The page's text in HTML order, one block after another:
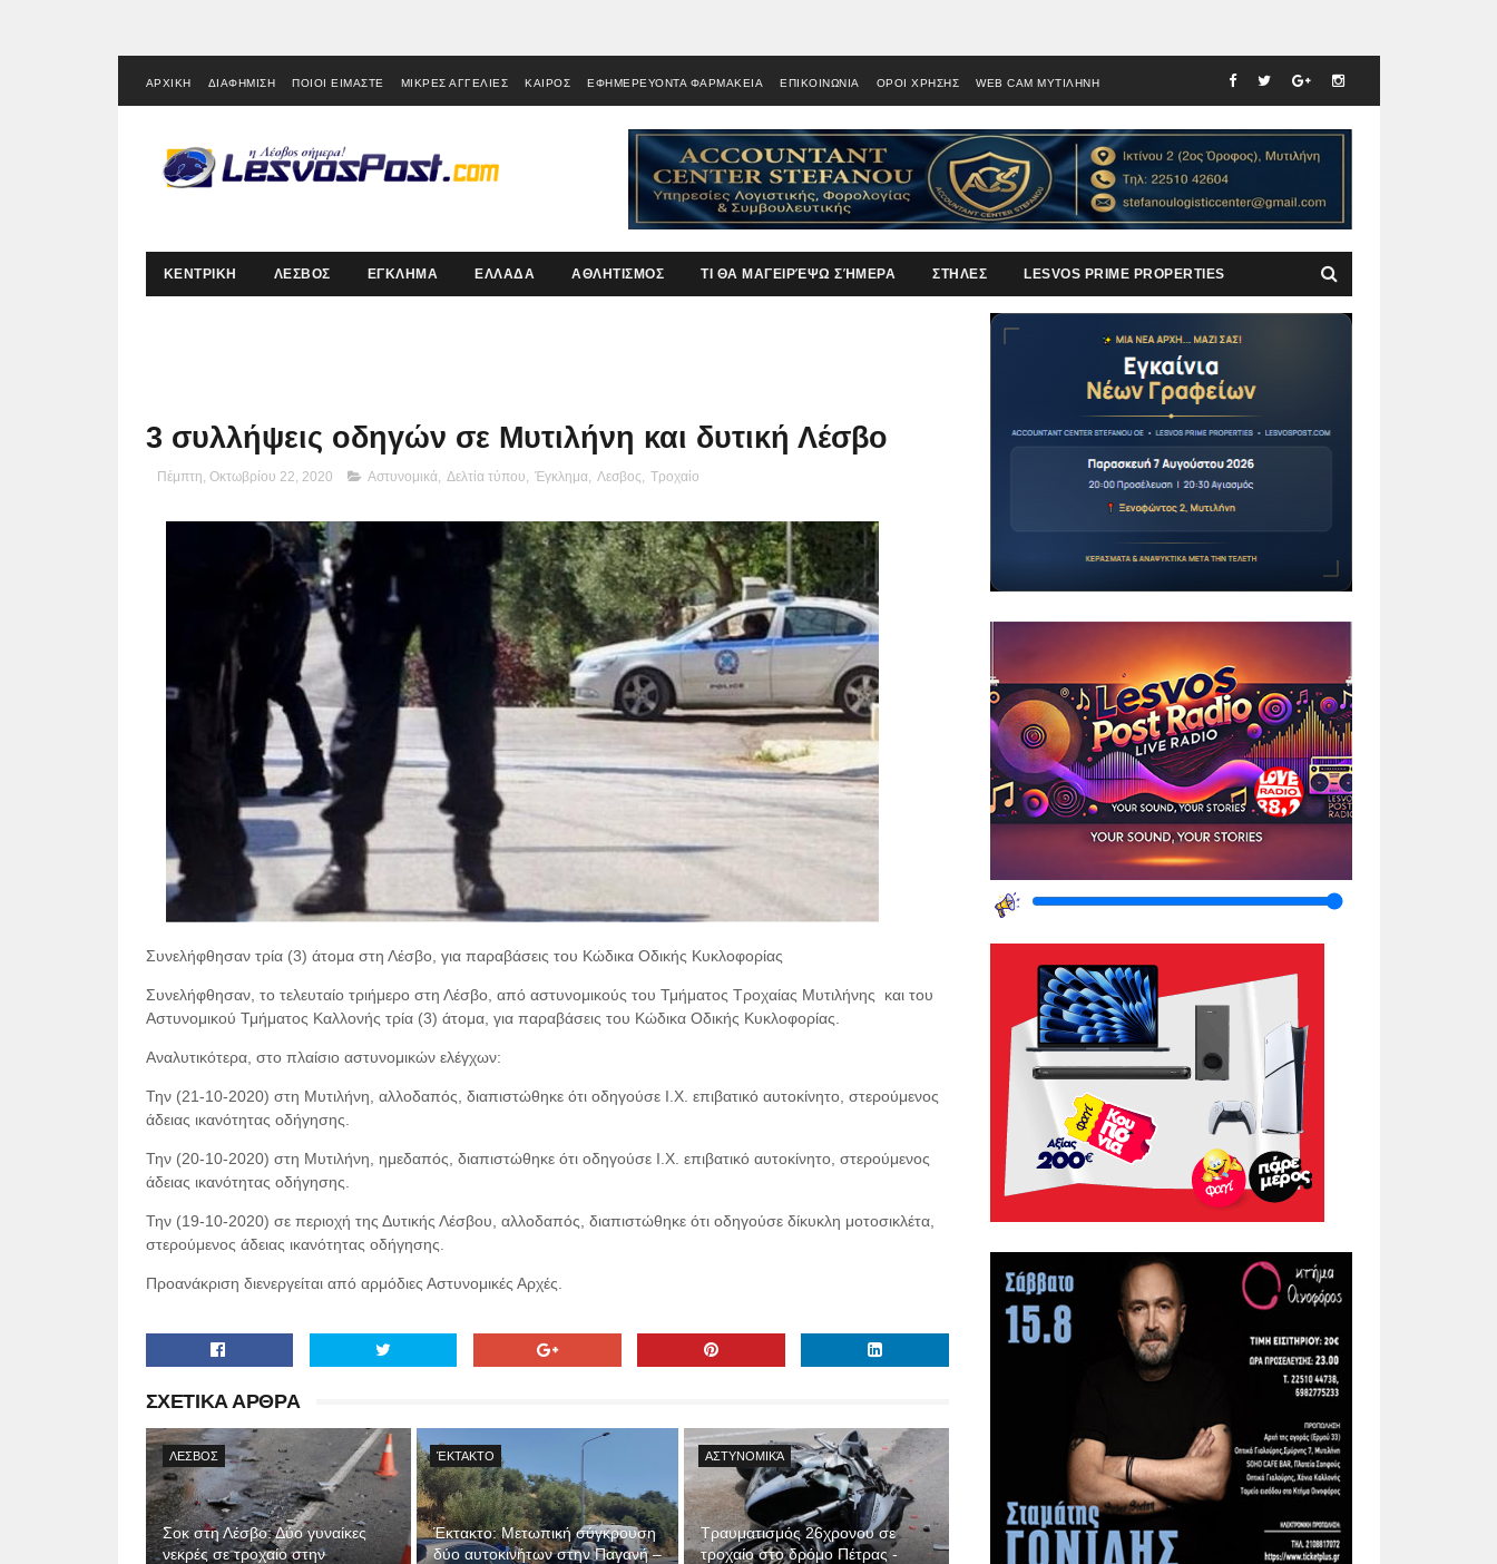
ΑΡΧΙΚΗ ΔΙΑΦΗΜΙΣΗ ΠΟΙΟΙ ΕΙΜΑΣΤΕ ΜΙΚΡΕΣ ΑΓΓΕΛΙΕΣ ΚΑΙΡΟΣ ΕΦΗΜΕΡΕΥΟΝΤΑ ΦΑΡΜΑΚΕΙΑ ΕΠΙΚΟΙΝΩΝΙΑ ΟΡΟΙ ΧΡΗΣΗΣ WEB CAM ΜΥΤΙΛΗΝΗ
ΚΕΝΤΡΙΚΗ ΛΕΣΒΟΣ ΕΓΚΛΗΜΑ ΕΛΛΑΔΑ ΑΘΛΗΤΙΣΜΟΣ ΤΙ ΘΑ ΜΑΓΕΙΡΈΨΩ ΣΉΜΕΡΑ ΣΤΗΛΕΣ LESVOS PRIME PROPERTIES
3 συλλήψεις οδηγών σε Μυτιλήνη και δυτική Λέσβο
Πέμπτη, Οκτωβρίου 22, 2020 Αστυνομικά, Δελτία τύπου, Έγκλημα, Λεσβος, Τροχαίο
Συνελήφθησαν τρία (3) άτομα στη Λέσβο, για παραβάσεις του Κώδικα Οδικής Κυκλοφορίας
Συνελήφθησαν, το τελευταίο τριήμερο στη Λέσβο, από αστυνομικούς του Τμήματος Τροχαίας Μυτιλήνης
και του
Αστυνομικού Τμήματος Καλλονής τρία (3) άτομα, για παραβάσεις του Κώδικα Οδικής Κυκλοφορίας.
Αναλυτικότερα, στο πλαίσιο αστυνομικών ελέγχων:
Την (21-10-2020) στη Μυτιλήνη, αλλοδαπός, διαπιστώθηκε ότι οδηγούσε Ι.Χ. επιβατικό αυτοκίνητο, στερούμενος
άδειας ικανότητας οδήγησης.
Την (20-10-2020) στη Μυτιλήνη, ημεδαπός, διαπιστώθηκε ότι οδηγούσε Ι.Χ. επιβατικό αυτοκίνητο, στερούμενος
άδειας ικανότητας οδήγησης.
Την (19-10-2020) σε περιοχή της Δυτικής Λέσβου, αλλοδαπός, διαπιστώθηκε ότι οδηγούσε δίκυκλη μοτοσικλέτα,
στερούμενος άδειας ικανότητας οδήγησης.
Προανάκριση διενεργείται από αρμόδιες Αστυνομικές Αρχές.
ΣΧΕΤΙΚΑ ΑΡΘΡΑ
ΛΕΣΒΟΣ
Σοκ στη Λέσβο: Δύο γυναίκες
νεκρές σε τροχαίο στην
ΈΚΤΑΚΤΟ
Έκτακτο: Μετωπική σύγκρουση
δύο αυτοκινήτων στην Παγανή –
ΑΣΤΥΝΟΜΙΚΆ
Τραυματισμός 26χρονου σε
τροχαίο στο δρόμο Πέτρας -